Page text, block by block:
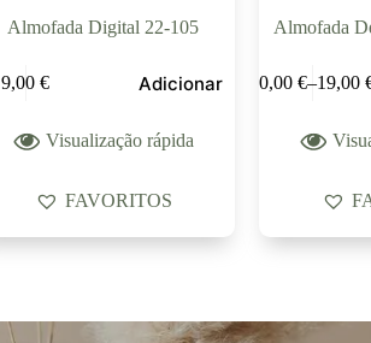
Almofada Digital 22-105
9,00€ Adicionar
Visualização rápida
FAVORITOS
Almofada
10,00€–19,00